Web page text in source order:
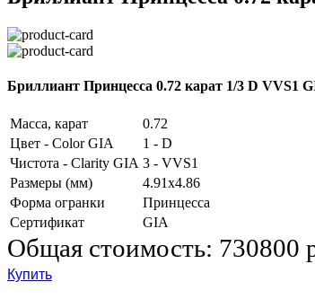
Бриллиант Принцесса 0.72 карат 1/3 D VVS1
Масса, карат
0.72
Цвет - Color GIA
1 - D
Чистота - Clarity GIA 3 - VVS1
Размеры (мм)
4.91x4.86
Форма огранки
Принцесса
Сертификат
GIA
Общая стоимость: 730800
Купить